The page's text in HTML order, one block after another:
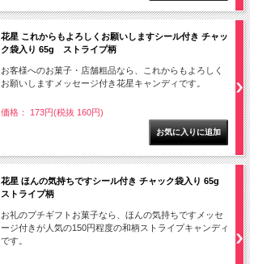
花星 これからもよろしくお願いしますシール付き チャッ
ク袋入り 65g ストライプ柄
お客様へのお菓子・店舗粗品なら、これからもよろしく
お願いしますメッセージ付き花星キャンディです。
価格： 173円(税抜 160円)
花星 ほんの気持ちですシール付き チャック袋入り 65g
ストライプ柄
お礼のプチギフトお菓子なら、ほんの気持ちですメッセ
ージ付きが人気の150円程度の和柄ストライプキャンディ
です。